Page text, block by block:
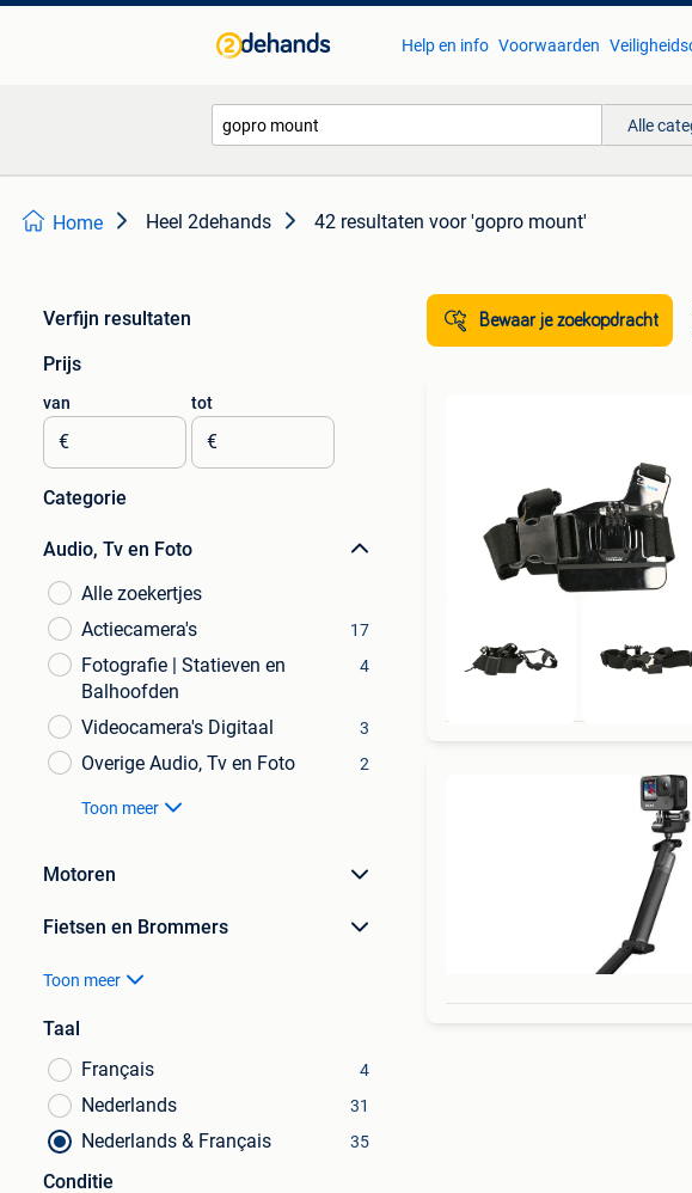
Help en info Voorwaarden
Alle
Home Heel 2dehands 42 resultaten voor 'gopro mount'
Verfijn resultaten
Prijs
van
€
tot
€
Categorie
Audio, Tv en Foto
Alle zoekertjes
Actiecamera's
17
Fotografie | Statieven en
Balhoofden
4
Videocamera's Digitaal 3
Overige Audio, Tv en Foto 2
Toon meer
Motoren
Fietsen en Brommers
Toon meer
Taal
Français
4
Nederlands 31
Nederlands & Français 35
Conditie
Bewaar je zoekopdracht